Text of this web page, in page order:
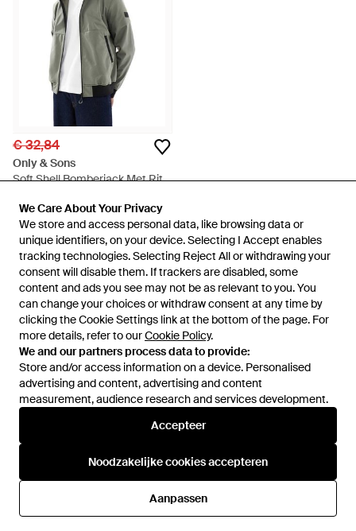
We Care About Your Privacy
We store and access personal data, like browsing data or
unique identifiers, on your device. Selecting I Accept enables
tracking technologies. Selecting Reject All or withdrawing your
consent will disable them. If trackers are disabled, some
content and ads you see may not be as relevant to you. You
can change your choices or withdraw consent at any time by
clicking the Cookie Settings link at the bottom of the page. For
more details, refer to ourCookie Policy.
We and our partners process data to provide:
Store and/or access information on a device. Personalised
advertising and content, advertising and content
measurement, audience research and services development.
Accepteer
Noodzakelijke cookies accepteren
Aanpassen
We Care About Your Privacy
We store and access personal data, like browsing data or
unique identifiers, on your device. Selecting I Accept enables
tracking technologies. Selecting Reject All or withdrawing your
consent will disable them. If trackers are disabled, some
content and ads you see may not be as relevant to you. You
can change your choices or withdraw consent at any time by
clicking the Cookie Settings link at the bottom of the page. For
more details, refer to ourCookie Policy.
We and our partners process data to provide:
Store and/or access information on a device. Personalised
advertising and content, advertising and content
measurement, audience research and services development.
Accepteer
Noodzakelijke cookies accepteren
Aanpassen
€ 32,84
Only & Sons
Soft Shell Bomberjack Met Rits
NIET MEER OP VOORRAAD
Internationaal
Hulp en informatie